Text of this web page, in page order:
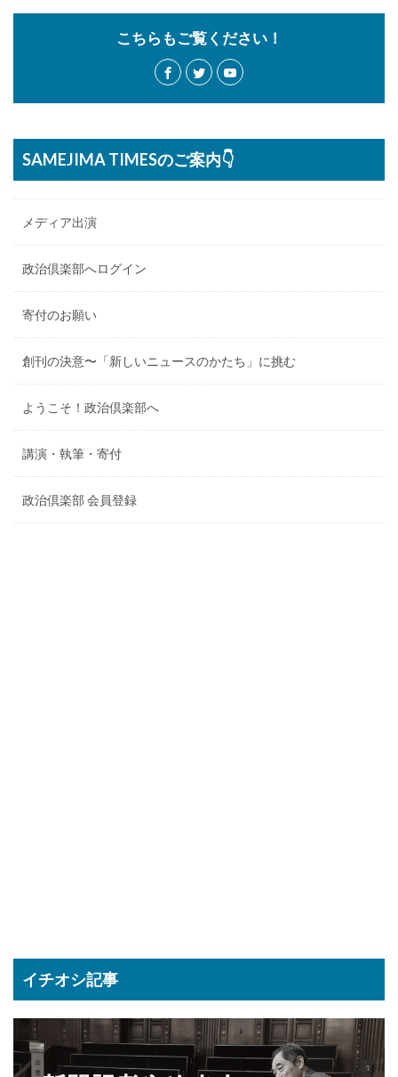
こちらもご覧ください！
SAMEJIMA TIMESのご案内👇
メディア出演
政治倶楽部へログイン
寄付のお願い
創刊の決意〜「新しいニュースのかたち」に挑む
ようこそ！政治倶楽部へ
講演・執筆・寄付
政治倶楽部 会員登録
イチオシ記事